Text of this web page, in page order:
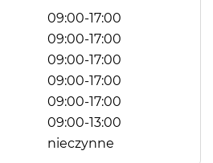
09:00-17:00
09:00-17:00
09:00-17:00
09:00-17:00
09:00-17:00
09:00-13:00
nieczynne